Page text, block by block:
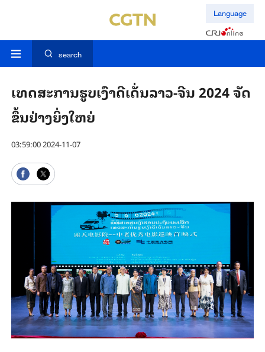
Language
search
ເທດ​ສະ​ການ​ຮູບ​ເງົາ​ດີ​ເດັ່ນ​ລາວ-ຈີນ​ 2024 ຈັດ​
ຂຶ້ນ​ຢ່າງ​ຍິ່ງ​ໃຫຍ່
03:59:00 2024-11-07